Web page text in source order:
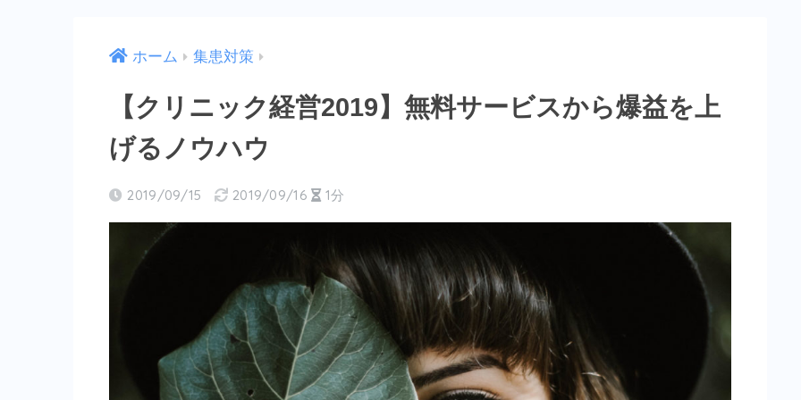
ホーム 集患対策
【クリニック経営2019】無料サービスから爆益を上
げるノウハウ
2019/09/15 2019/09/16 1分